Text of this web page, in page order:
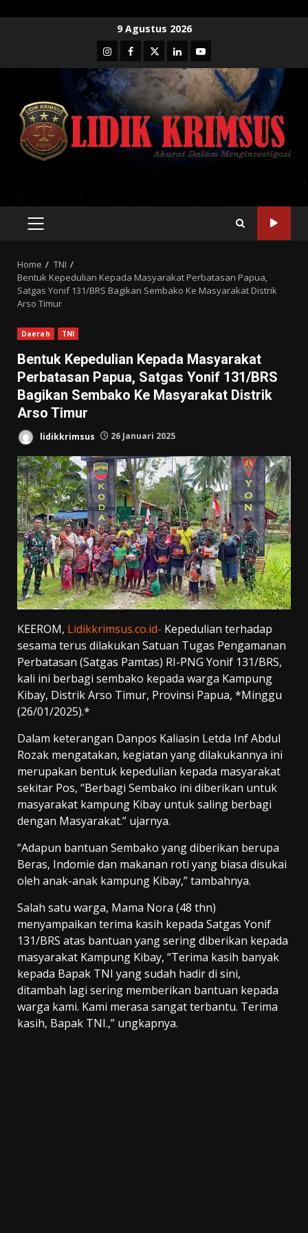
9 Agustus 2026
InstagramFacebook
TwitterLinkedinYoutube
PRIMARY
Home
TNI
Bentuk Kepedulian Kepada Masyarakat Perbatasan Papua,
Satgas Yonif 131/BRS Bagikan Sembako Ke Masyarakat Distrik
Arso Timur
Daerah TNI
Bentuk Kepedulian Kepada Masyarakat
Perbatasan Papua, Satgas Yonif 131/BRS
Bagikan Sembako Ke Masyarakat Distrik
Arso Timur
lidikkrimsus 26 Januari 2025
KEEROM, Lidikkrimsus.co.id- Kepedulian terhadap
sesama terus dilakukan Satuan Tugas Pengamanan
Perbatasan (Satgas Pamtas) RI-PNG Yonif 131/BRS,
kali ini berbagi sembako kepada warga Kampung
Kibay, Distrik Arso Timur, Provinsi Papua, *Minggu
(26/01/2025).*
Dalam keterangan Danpos Kaliasin Letda Inf Abdul
Rozak mengatakan, kegiatan yang dilakukannya ini
merupakan bentuk kepedulian kepada masyarakat
sekitar Pos, “Berbagi Sembako ini diberikan untuk
masyarakat kampung Kibay untuk saling berbagi
dengan Masyarakat.” ujarnya.
“Adapun bantuan Sembako yang diberikan berupa
Beras, Indomie dan makanan roti yang biasa disukai
oleh anak-anak kampung Kibay,” tambahnya.
Salah satu warga, Mama Nora (48 thn)
menyampaikan terima kasih kepada Satgas Yonif
131/BRS atas bantuan yang sering diberikan kepada
masyarakat Kampung Kibay, “Terima kasih banyak
kepada Bapak TNI yang sudah hadir di sini,
ditambah lagi sering memberikan bantuan kepada
warga kami. Kami merasa sangat terbantu. Terima
kasih, Bapak TNI.,” ungkapnya.